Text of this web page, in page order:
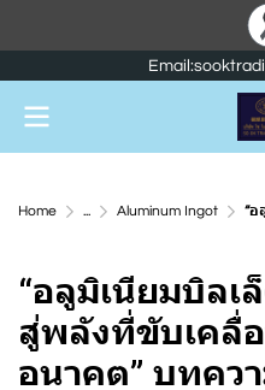
Home ... Aluminum Ingot “อลูมิเนี
“อลูมิเนียมบิลเ
สู่พลังที่ขับเคลื่
อนาคต” บทคว